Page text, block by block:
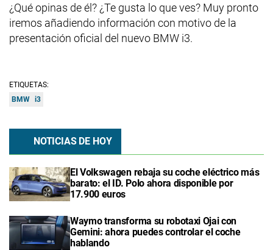
¿Qué opinas de él? ¿Te gusta lo que ves? Muy pronto
iremos añadiendo información con motivo de la
presentación oficial del nuevo BMW i3.
ETIQUETAS:
BMW i3
NOTICIAS DE HOY
El Volkswagen rebaja su coche eléctrico más
barato: el ID. Polo ahora disponible por
17.900 euros
Waymo transforma su robotaxi Ojai con
Gemini: ahora puedes controlar el coche
hablando